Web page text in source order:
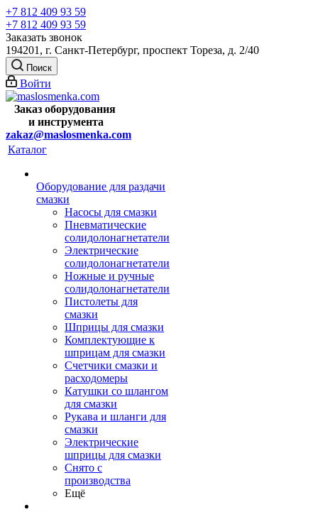
+7 812 409 93 59
+7 812 409 93 59
Заказать звонок
194201, г. Санкт-Петербург, проспект Тореза, д. 2/40
Поиск
Войти
Заказ оборудования
и инструмента
zakaz@maslosmenka.com
Каталог
Оборудование для раздачи
смазки
Насосы для смазки
Пневматические
солидолонагнетатели
Электрические
солидолонагнетатели
Ножные и ручные
солидолонагнетатели
Пистолеты для
смазки
Шприцы для смазки
Комплектующие к
шприцам для смазки
Счетчики смазки и
расходомеры
Катушки со шлангом
для смазки
Рукава и шланги для
смазки
Электрические
шприцы для смазки
Снято с
производства
Ещё